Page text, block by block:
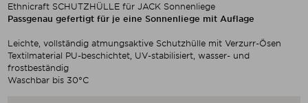
Ethnicraft SCHUTZHÜLLE für JACK Sonnenliege
Passgenau gefertigt für je eine Sonnenliege mit Auflage
Leichte, vollständig atmungsaktive Schutzhülle mit Verzurr-Ösen
Textilmaterial PU-beschichtet, UV-stabilisiert, wasser- und
frostbeständig
Waschbar bis 30°C